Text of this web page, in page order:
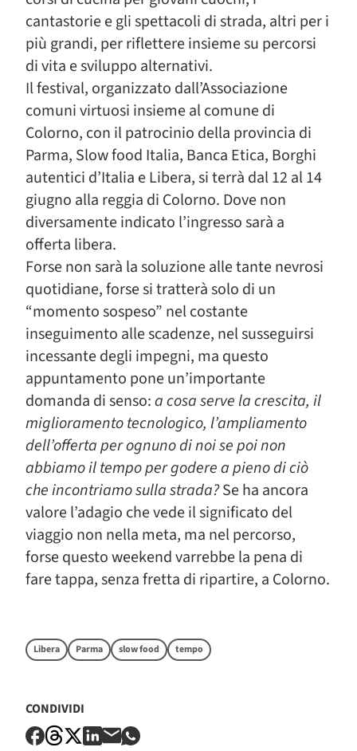
cantastorie e gli spettacoli di strada, altri per i
più grandi, per riflettere insieme su percorsi
di vita e sviluppo alternativi.
Il festival, organizzato dall’Associazione
comuni virtuosi insieme al comune di
Colorno, con il patrocinio della provincia di
Parma, Slow food Italia, Banca Etica, Borghi
autentici d’Italia e Libera, si terrà dal 12 al 14
giugno alla reggia di Colorno. Dove non
diversamente indicato l’ingresso sarà a
offerta libera.
Forse non sarà la soluzione alle tante nevrosi
quotidiane, forse si tratterà solo di un
“momento sospeso” nel costante
inseguimento alle scadenze, nel susseguirsi
incessante degli impegni, ma questo
appuntamento pone un’importante
domanda di senso:a cosa serve la crescita, il
miglioramento tecnologico, l’ampliamento
dell’offerta per ognuno di noi se poi non
abbiamo il tempo per godere a pieno di ciò
che incontriamo sulla strada?Se ha ancora
valore l’adagio che vede il significato del
viaggio non nella meta, ma nel percorso,
forse questo weekend varrebbe la pena di
fare tappa, senza fretta di ripartire, a Colorno.
Libera Parma slow food tempo
CONDIVIDI